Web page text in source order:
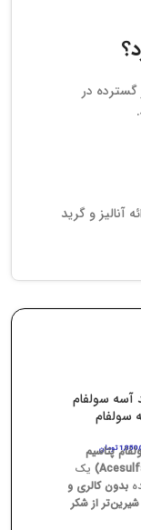
گسترده در
آنالیز و گرید
سولفام
تومان
پتاسیم
یک
بدون کالری و
نوشیدنی‌ها،